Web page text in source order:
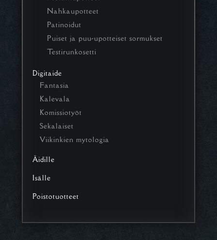
Nahkaupotteet
Patinoidut
Puiset ja puu-upotteiset sormukset
Testirunkosetti
Digitaide
Fantasia
Kalevala
Komissiotyöt
Sekalaiset
Viikinkien mytologia
Äidille
Isälle
Poistotuotteet